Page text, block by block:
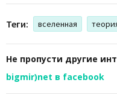
Теги: вселенная
Не пропусти другие
bigmir)net в facebook